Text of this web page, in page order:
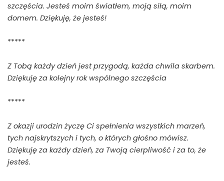
szczęścia. Jesteś moim światłem, moją siłą, moim
domem. Dziękuję, że jesteś!
*****
Z Tobą każdy dzień jest przygodą, każda chwila skarbem.
Dziękuję za kolejny rok wspólnego szczęścia
*****
Z okazji urodzin życzę Ci spełnienia wszystkich marzeń,
tych najskrytszych i tych, o których głośno mówisz.
Dziękuję za każdy dzień, za Twoją cierpliwość i za to, że
jesteś.